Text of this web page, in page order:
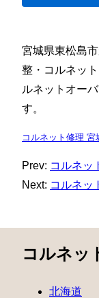
宮城県東松島
整・コルネッ
ルネットオー
す。
コルネット修理 宮
Prev: コルネッ
Next: コルネッ
コルネッ
北海道